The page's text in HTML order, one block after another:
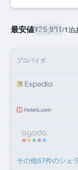
最安値¥35,981/1泊
プロバイダ
その他57​件のシェ